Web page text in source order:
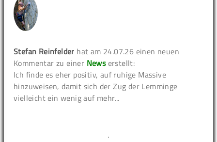
Stefan Reinfelder hat am 24.07.26 einen neuen
Kommentar zu einer Newserstellt:
Ich finde es eher positiv, auf ruhige Massive
hinzuweisen, damit sich der Zug der Lemminge
vielleicht ein wenig auf mehr...